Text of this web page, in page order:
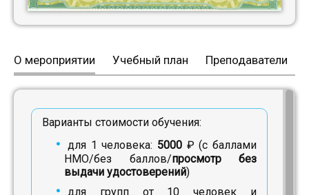
О мероприятии Учебный план Преподаватели
Варианты стоимости обучения:
для 1 человека: 5000 ₽ (с баллами
НМО/без баллов/просмотр без
выдачи удостоверений)
для групп от 10 человек и